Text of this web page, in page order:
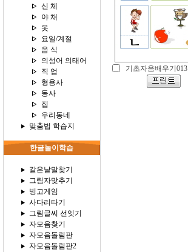
신 체
야 채
옷
요일/계절
음 식
의성어 의태어
직 업
형용사
동사
집
우리동네
맞춤법 학습지
한글놀이학습
같은낱말찾기
그림자맞추기
빙고게임
사다리타기
그림글씨 선잇기
자모음찾기
자모음돌림판
자모음돌림판2
기초자음배우기013